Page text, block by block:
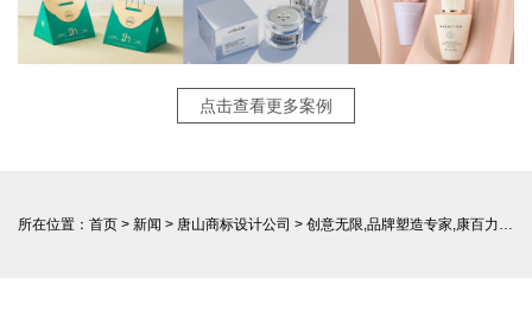
点击查看更多案例
所在位置： 首页 > 新闻 > 唐山商标设计公司 > 创意无限,品牌塑造专家,康百力包装设计为您抓住市场先机